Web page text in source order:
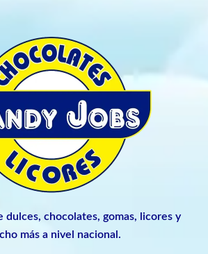
dulces, chocolates, gomas, licores y
más a nivel nacional.